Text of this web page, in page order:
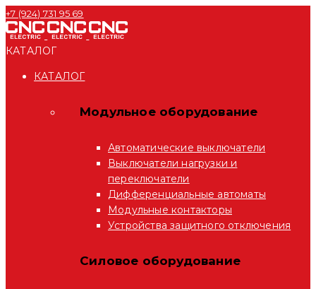
+7 (924) 731 95 69
КАТАЛОГ
КАТАЛОГ
Модульное оборудование
Автоматические выключатели
Выключатели нагрузки и
переключатели
Дифференциальные автоматы
Модульные контакторы
Устройства защитного отключения
Силовое оборудование